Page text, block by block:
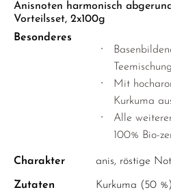
NANA MINZE
OREGANO
PFEFFERMINZE
ROSENKNOSPEN
SCHWARZE MALVE
THYMIAN
Anisnoten harmonisch
Vorteilsset, 2x100g
Besonderes
Mit
Kurkuma
Alle
100% Bio-
Charakter anis, röstige
Zutaten
Kurkuma (50